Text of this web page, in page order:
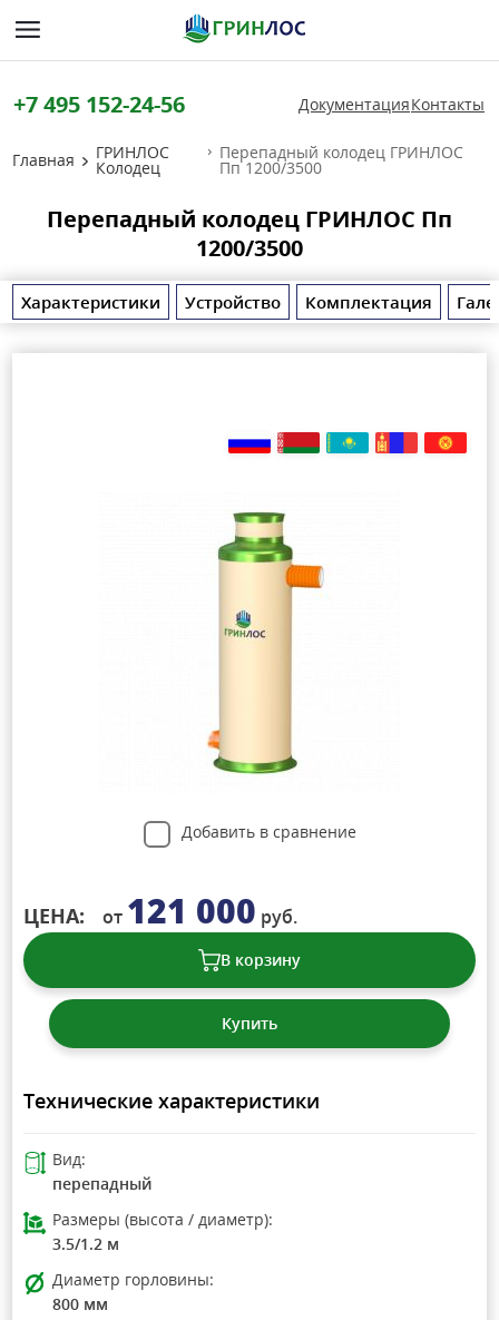
+7 495 152-24-56 ДокументацияКонтакты
Главная ГРИНЛОС
Колодец
Перепадный колодец ГРИНЛОС
Пп 1200/3500
Перепадный колодец ГРИНЛОС Пп
1200/3500
Характеристики Устройство Комплектация
Добавить в сравнение
ЦЕНА: от 121 000 руб.
В корзину
Купить
Технические характеристики
Вид:
перепадный
Размеры (высота / диаметр):
3.5/1.2 м
Диаметр горловины:
800 мм